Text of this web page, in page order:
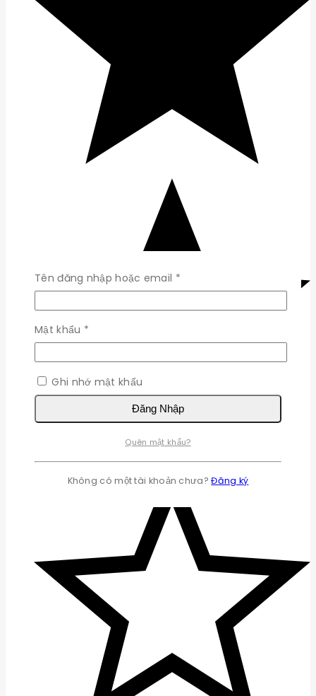
Tên đăng nhập hoặc email *Bắt
buộc
Mật khẩu *
buộc
Ghi nhớ mật khẩu
Đăng Nhập
Quên mật khẩu?
Không có một tài khoản chưa?Đăng ký